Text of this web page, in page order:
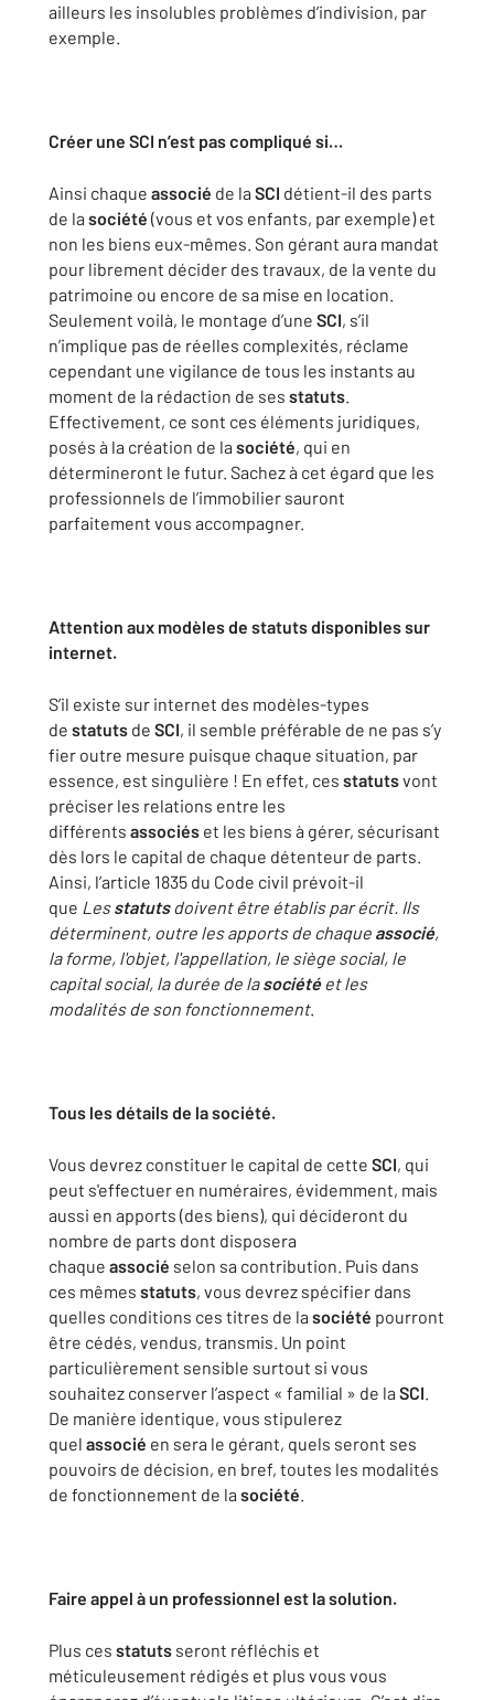
ailleurs les insolubles problèmes d’indivision, par
exemple.
Créer une SCI n’est pas compliqué si…
Ainsi chaque associé de la SCI détient-il des parts
de la société (vous et vos enfants, par exemple) et
non les biens eux-mêmes. Son gérant aura mandat
pour librement décider des travaux, de la vente du
patrimoine ou encore de sa mise en location.
Seulement voilà, le montage d’une SCI, s’il
n’implique pas de réelles complexités, réclame
cependant une vigilance de tous les instants au
moment de la rédaction de ses statuts.
Effectivement, ce sont ces éléments juridiques,
posés à la création de la société, qui en
détermineront le futur. Sachez à cet égard que les
professionnels de l’immobilier sauront
parfaitement vous accompagner.
Attention aux modèles de statuts disponibles sur
internet.
S’il existe sur internet des modèles-types
de statuts de SCI, il semble préférable de ne pas s’y
fier outre mesure puisque chaque situation, par
essence, est singulière ! En effet, ces statutsvont
préciser les relations entre les
différents associés et les biens à gérer, sécurisant
dès lors le capital de chaque détenteur de parts.
Ainsi, l’article 1835 du Code civil prévoit-il
que Lesstatutsdoivent être établis par écrit. Ils
déterminent, outre les apports de chaque associé,
la forme, l'objet, l'appellation, le siège social, le
capital social, la durée de lasociétéet les
modalités de son fonctionnement.
Tous les détails de la société.
Vous devrez constituer le capital de cette SCI, qui
peut s'effectuer en numéraires, évidemment, mais
aussi en apports (des biens), qui décideront du
nombre de parts dont disposera
chaque associé selon sa contribution. Puis dans
ces mêmes statuts, vous devrez spécifier dans
quelles conditions ces titres de la société pourront
être cédés, vendus, transmis. Un point
particulièrement sensible surtout si vous
souhaitez conserver l’aspect « familial » de la SCI.
De manière identique, vous stipulerez
quel associé en sera le gérant, quels seront ses
pouvoirs de décision, en bref, toutes les modalités
de fonctionnement de la société.
Faire appel à un professionnel est la solution.
Plus ces statuts seront réfléchis et
méticuleusement rédigés et plus vous vous